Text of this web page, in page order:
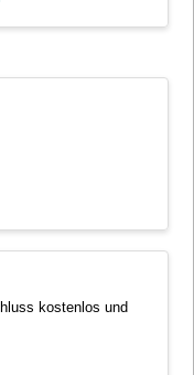
kostenlos und